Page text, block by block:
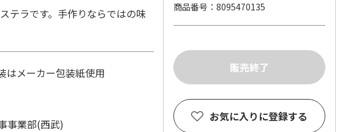
テラです。手作りならではの味
メーカー包装紙使用
事業部(西武)
商品番号
8095470135
お気に入りに登録する